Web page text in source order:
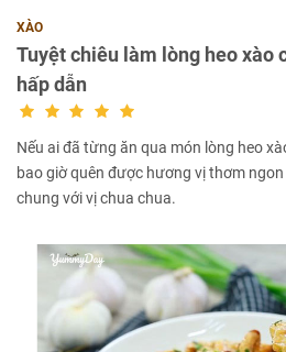
XÀO
Tuyệt chiêu làm lòng heo xào
hấp dẫn
Nếu ai đã từng ăn qua món lòng heo
bao giờ quên được hương vị thơm
chung với vị chua chua.